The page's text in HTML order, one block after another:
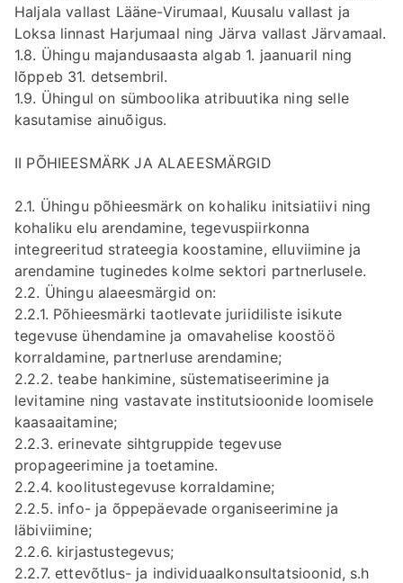
Haljala vallast Lääne-Virumaal, Kuusalu vallast ja
Loksa linnast Harjumaal ning Järva vallast Järvamaal.
1.8. Ühingu majandusaasta algab 1. jaanuaril ning
lõppeb 31. detsembril.
1.9. Ühingul on sümboolika atribuutika ning selle
kasutamise ainuõigus.
II PÕHIEESMÄRK JA ALAEESMÄRGID
2.1. Ühingu põhieesmärk on kohaliku initsiatiivi ning
kohaliku elu arendamine, tegevuspiirkonna
integreeritud strateegia koostamine, elluviimine ja
arendamine tuginedes kolme sektori partnerlusele.
2.2. Ühingu alaeesmärgid on:
2.2.1. Põhieesmärki taotlevate juriidiliste isikute
tegevuse ühendamine ja omavahelise koostöö
korraldamine, partnerluse arendamine;
2.2.2. teabe hankimine, süstematiseerimine ja
levitamine ning vastavate institutsioonide loomisele
kaasaaitamine;
2.2.3. erinevate sihtgruppide tegevuse
propageerimine ja toetamine.
2.2.4. koolitustegevuse korraldamine;
2.2.5. info- ja õppepäevade organiseerimine ja
läbiviimine;
2.2.6. kirjastustegevus;
2.2.7. ettevõtlus- ja individuaalkonsultatsioonid, s.h